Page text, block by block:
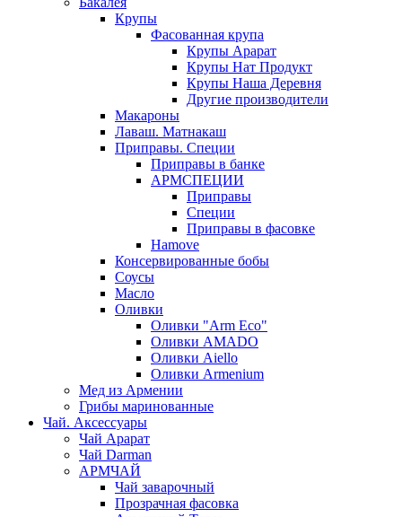
Крупы
Фасованная крупа
Крупы Арарат
Крупы Нат Продукт
Крупы Наша Деревня
Другие производители
Макароны
Лаваш. Матнакаш
Приправы. Специи
Приправы в банке
АРМСПЕЦИИ
Приправы
Специи
Приправы в фасовке
Hamove
Консервированные бобы
Соусы
Масло
Оливки
Оливки "Arm Eco"
Оливки AMADO
Оливки Aiello
Оливки Armenium
Мед из Армении
Грибы маринованные
Чай. Аксессуары
Чай Арарат
Чай Darman
АРМЧАЙ
Чай заварочный
Прозрачная фасовка